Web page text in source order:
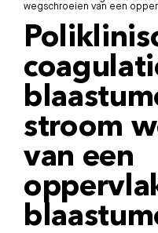
wegschroeien van een
stroom
van een